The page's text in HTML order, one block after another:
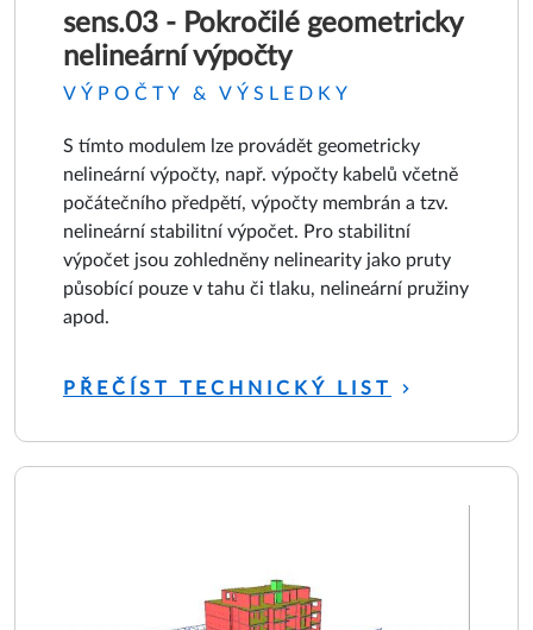
sens.03 - Pokročilé geometricky
nelineární výpočty
VÝPOČTY & VÝSLEDKY
S tímto modulem lze provádět geometricky
nelineární výpočty, např. výpočty kabelů včetně
počátečního předpětí, výpočty membrán a tzv.
nelineární stabilitní výpočet. Pro stabilitní
výpočet jsou zohledněny nelinearity jako pruty
působící pouze v tahu či tlaku, nelineární pružiny
apod.
PŘEČÍST TECHNICKÝ LIST